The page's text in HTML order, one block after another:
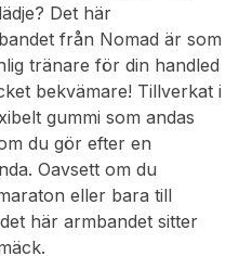
Det här
från Nomad är som
tränare för din handled
bekvämare! Tillverkat i
gummi som andas
du gör efter en
Oavsett om du
eller bara till
här armbandet sitter